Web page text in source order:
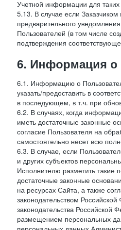
Учетной информации для
5.13. В случае если
предварительного
Пользователей (в том числе
подтверждения
6. Информация о
6.1. Информацию о
указать/предоставить в
в последующем, в т.ч. при
6.2. В случаях, когда
иметь достаточные законные
согласие Пользователя на
самостоятельно несет всю
6.3. В случае, если
и других субъектов
Исполнителю разметить
достаточные законные
на ресурсах Сайта, а также
законодательством
законодательства Российской
размещением персональных